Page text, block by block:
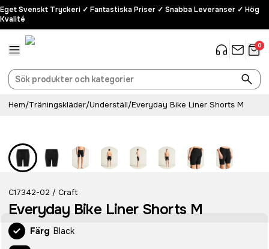
Eget Svenskt Tryckeri ✓ Fantastiska Priser ✓ Snabba Leveranser ✓ Hög
Kvalité
0
Hem/Träningskläder/Underställ/Everyday Bike Liner Shorts M
C17342-02 / Craft
Everyday Bike Liner Shorts M
Färg Black